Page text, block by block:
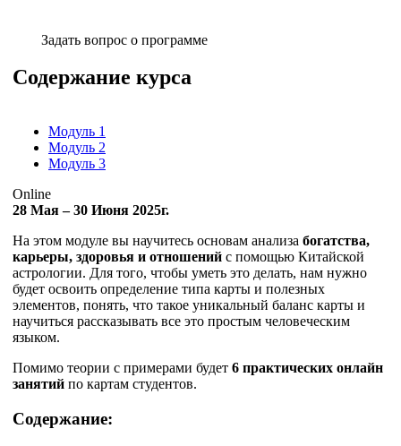
Задать вопрос о программе
Содержание курса
Модуль 1
Модуль 2
Модуль 3
Online
28 Мая – 30 Июня 2025г.
На этом модуле вы научитесь основам анализа богатства,
карьеры, здоровья и отношений с помощью Китайской
астрологии. Для того, чтобы уметь это делать, нам нужно
будет освоить определение типа карты и полезных
элементов, понять, что такое уникальный баланс карты и
научиться рассказывать все это простым человеческим
языком.
Помимо теории с примерами будет 6 практических онлайн
занятий по картам студентов.
Содержание: